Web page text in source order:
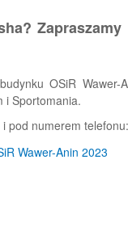
OSiR
i Sportomania.
pod numerem